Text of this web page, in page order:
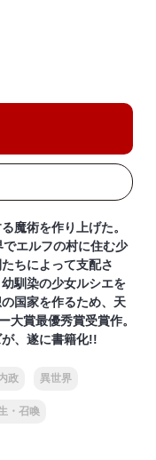
魔術を作り上げた。
エルフの村に住む少
ちによって支配さ
馴染の少女ルシエを
国家を作るため、天
賞最優秀賞受賞作。
が、遂に書籍化!!
政 異世界
・召喚